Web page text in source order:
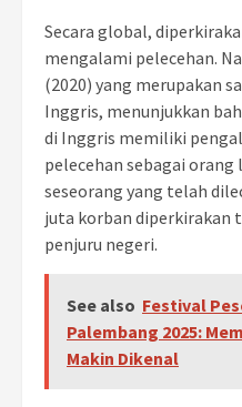
Secara global,
mengalami pelecehan.
(2020) yang merupakan
Inggris, menunjukkan
di Inggris memiliki
pelecehan sebagai
seseorang yang telah
juta korban diperkirakan
penjuru negeri.
See also Festival
Palembang 2025:
Makin Dikenal